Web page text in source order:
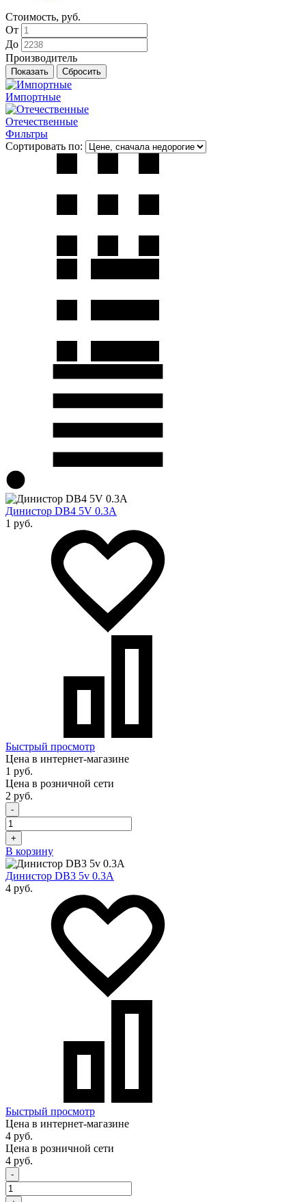
Стоимость, руб.
От
До
Производитель
Импортные
Отечественные
Фильтры
Сортировать по:
Динистор DB4 5V 0.3A
1 руб.
Быстрый просмотр
Цена в интернет-магазине
1 руб.
Цена в розничной сети
2 руб.
-
+
В корзину
Динистор DB3 5v 0.3A
4 руб.
Быстрый просмотр
Цена в интернет-магазине
4 руб.
Цена в розничной сети
4 руб.
-